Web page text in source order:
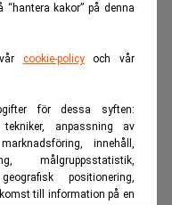
kakor” på denna
cookie-policyoch vår
för dessa syften:
anpassning av
innehåll,
målgruppsstatistik,
positionering,
till information på en
nyhetskanal för
och